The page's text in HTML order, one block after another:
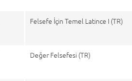
Felsefe İçin Temel Latince I (TR)
Değer Felsefesi (TR)